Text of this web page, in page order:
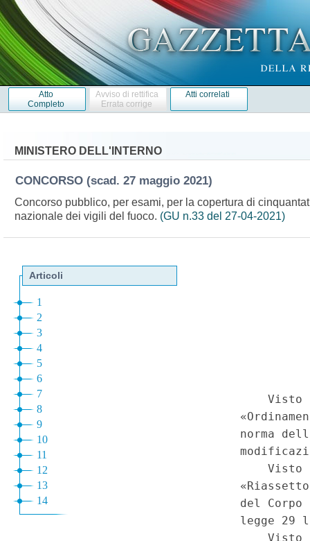
Atto
Completo
Avviso di rettifica
Errata corrige
Atti correlati
MINISTERO DELL'INTERNO
CONCORSO (scad. 27 maggio 2021)
Concorso pubblico, per esami, per la copertura di
nazionale dei vigili del fuoco. (GU n.33 del 27-04-2021)